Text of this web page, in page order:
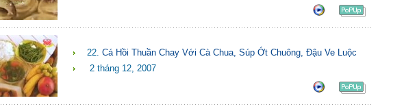
22. Cá Hồi Thuần Chay Với Cà Chua, Súp Ớt Chuông, Đậu Ve Luộc
2 tháng 12, 2007